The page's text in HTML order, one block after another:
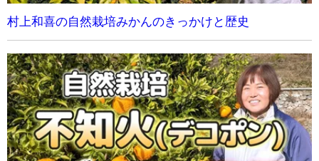
村上和喜の自然栽培みかんのきっかけと歴史